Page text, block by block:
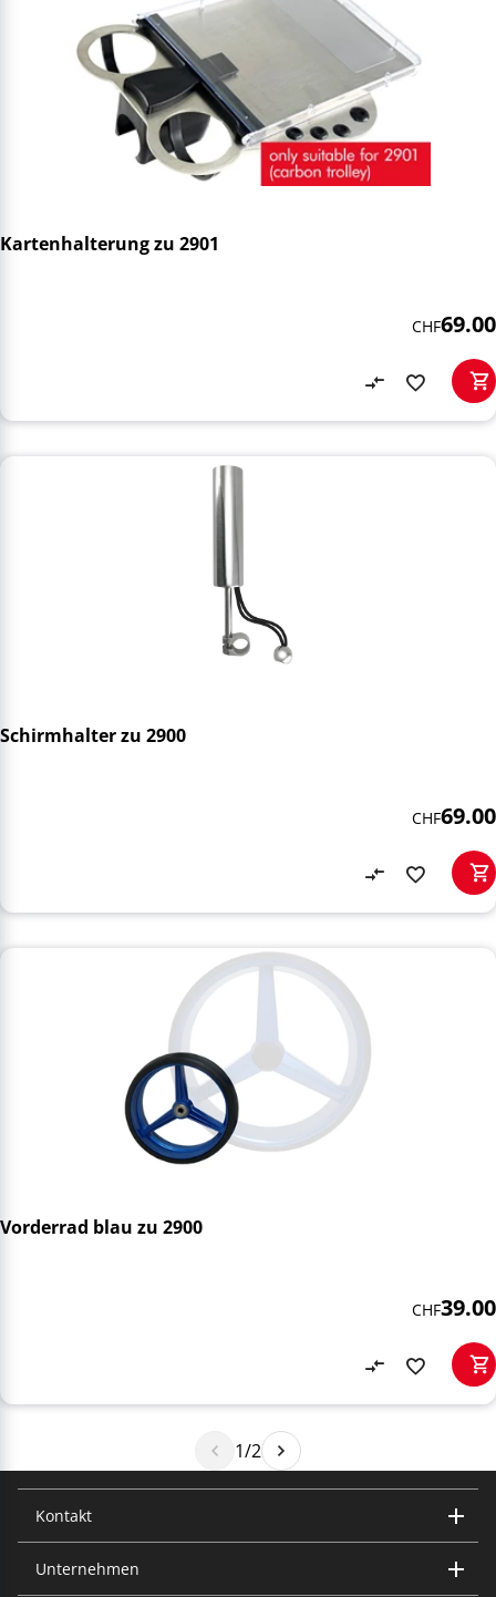
Kartenhalterung zu 2901
CHF69.00
Schirmhalter zu 2900
CHF69.00
Vorderrad blau zu 2900
CHF39.00
1/2
Kontakt
Trisa Electronics AG
Unternehmen